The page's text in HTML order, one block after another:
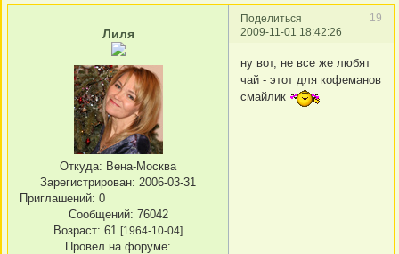
Поделиться
19
2009-11-01 18:42:26
Лиля
Откуда: Вена-Москва
Зарегистрирован: 2006-03-31
Приглашений: 0
Сообщений: 76042
Возраст: 61 [1964-10-04]
Провел на форуме:
ну вот, не все же любят
чай - этот для кофеманов
смайлик